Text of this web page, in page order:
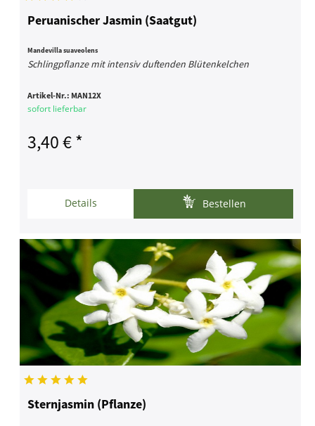
Peruanischer Jasmin (Saatgut)
Mandevilla suaveolens
Schlingpflanze mit intensiv duftenden Blütenkelchen
Artikel-Nr.: MAN12X
sofort lieferbar
3,40 € *
Details Bestellen
Sternjasmin (Pflanze)